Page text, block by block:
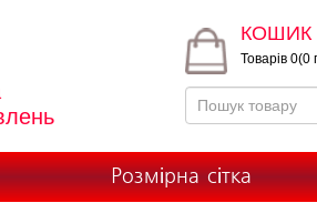
КОШИК
Товарів 0(0
Розмірна сітка